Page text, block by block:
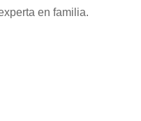
en familia.